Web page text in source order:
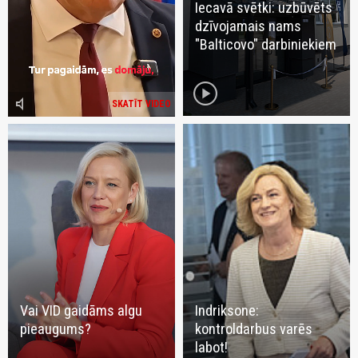
SKATĪT VIDEO
volume_mute
Iecavā svētki: uzbūvēts
dzīvojamais nams
"Balticovo" darbiniekiem
play_circle
Vai VID gaidāms algu
pieaugums?
Indriksone:
kontroldarbus varēs
labot!